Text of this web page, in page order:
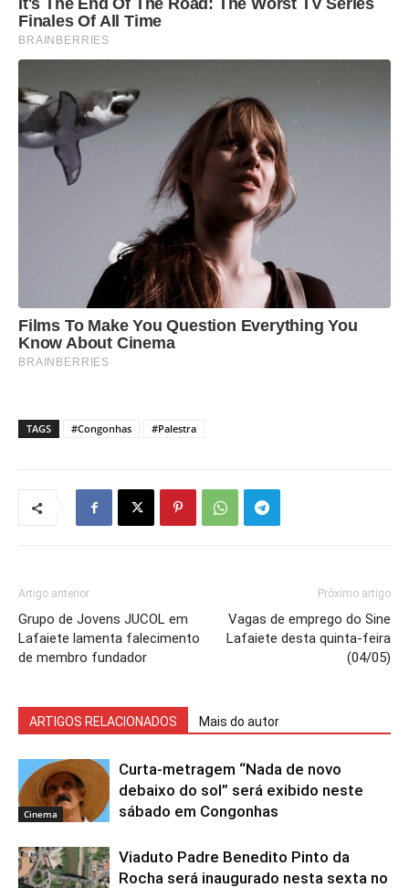
TAGS #Congonhas #Palestra
Artigo anterior
Grupo de Jovens JUCOL em
Lafaiete lamenta falecimento
de membro fundador
Próximo artigo
Vagas de emprego do Sine
Lafaiete desta quinta-feira
(04/05)
ARTIGOS RELACIONADOS Mais do autor
Cinema
Curta-metragem “Nada de novo
debaixo do sol” será exibido neste
sábado em Congonhas
Viaduto Padre Benedito Pinto da
Rocha será inaugurado nesta sexta no